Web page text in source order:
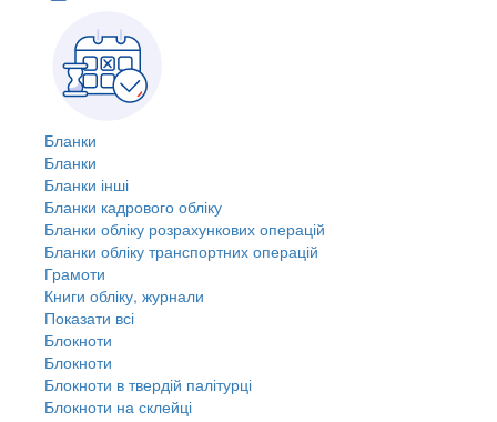
Бланки
Бланки
Бланки інші
Бланки кадрового обліку
Бланки обліку розрахункових операцій
Бланки обліку транспортних операцій
Грамоти
Книги обліку, журнали
Показати всі
Блокноти
Блокноти
Блокноти в твердій палітурці
Блокноти на склейці